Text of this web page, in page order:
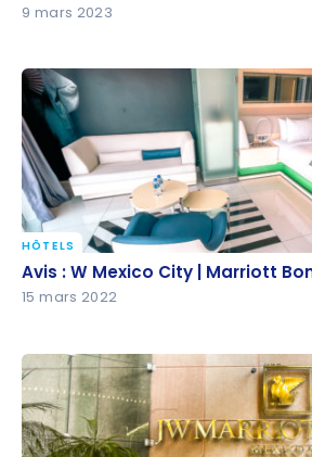
9 mars 2023
Avis : W Mexico City | Marriott
HÔTELS
Avis : W Mexico City | Marriott
15 mars 2022